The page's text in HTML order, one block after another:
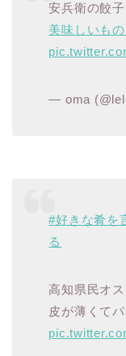
安兵衛の餃
美味しいも
— oma
#好きな肴を
る
高知県民オ
皮が薄くて